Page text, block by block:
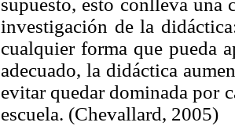
supuesto, esto conlleva una
investigación de la
cualquier forma que pueda
adecuado, la didáctica
evitar quedar dominada por
escuela. (Chevallard, 2005)